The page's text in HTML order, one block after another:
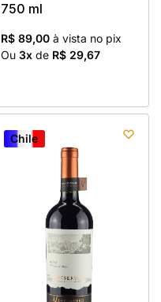
750 ml
R$ 89,00 à vista no pix
Ou 3x de R$ 29,67
Chile
Chile